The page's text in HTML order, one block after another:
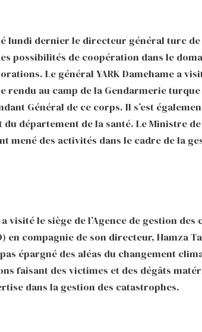
lundi dernier le directeur général turc de
possibilités de coopération dans le
Le général YARK Damehame a
rendu au camp de la Gendarmerie
Général de ce corps. Il s’est
du département de la santé. Le Ministre
mené des activités dans le cadre de la
visité le siège de l’Agence de gestion des
en compagnie de son directeur, Hamza
épargné des aléas du changement
faisant des victimes et des dégâts
dans la gestion des catastrophes.